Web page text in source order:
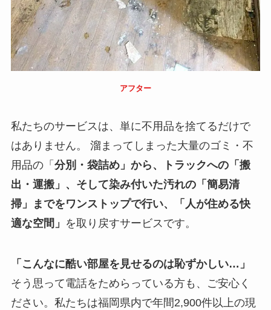
アフター
私たちのサービスは、単に不用品を捨てるだけで
はありません。 溜まってしまった大量のゴミ・不
用品の「 分別・袋詰め」から、トラックへの「搬
出・運搬」、そして染み付いた汚れの「簡易清
掃」までをワンストップで行い、「人が住める快
適な空間」 を取り戻すサービスです。
「こんなに酷い部屋を見せるのは恥ずかしい…」
そう思って電話をためらっている方も、ご安心く
ださい。私たちは福岡県内で年間2,900件以上の現